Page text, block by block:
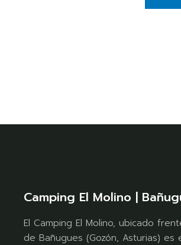
Camping El Molino |
El Camping El Molino, ubicado
de Bañugues (Gozón, Asturias) es